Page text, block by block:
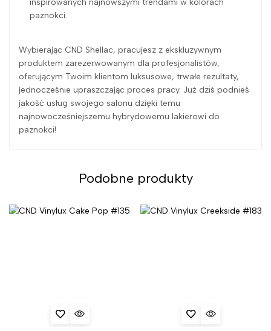
inspirowanych najnowszymi trendami w kolorach
paznokci.
Wybierając CND Shellac, pracujesz z ekskluzywnym
produktem zarezerwowanym dla profesjonalistów,
oferującym Twoim klientom luksusowe, trwałe rezultaty,
jednocześnie upraszczając proces pracy. Już dziś podnieś
jakość usług swojego salonu dzięki temu
najnowocześniejszemu hybrydowemu lakierowi do
paznokci!
Podobne produkty